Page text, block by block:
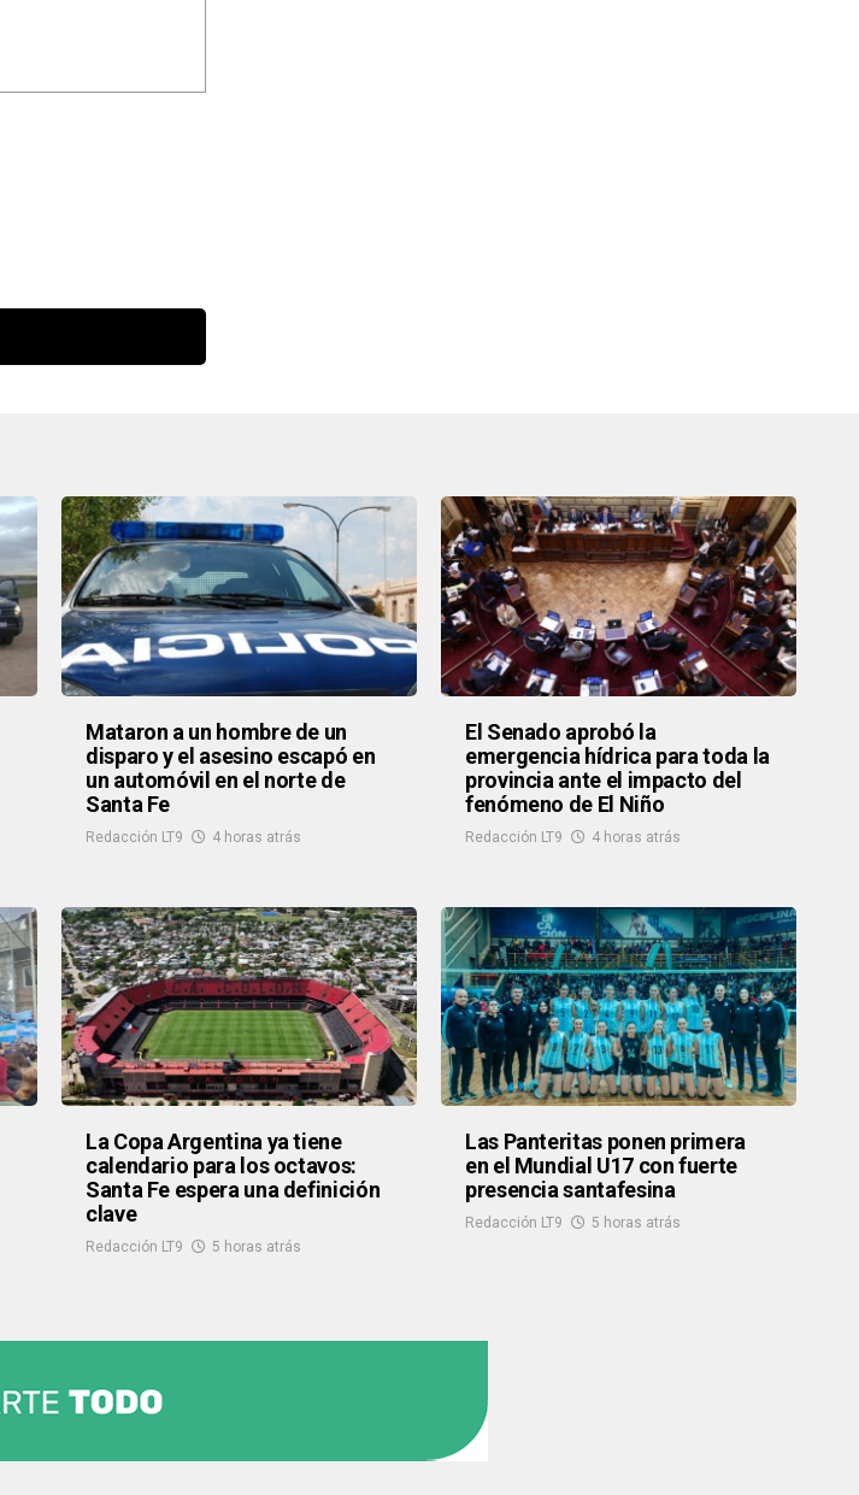
Mataron a un hombre de un
disparo y el asesino escapó en
un automóvil en el norte de
Santa Fe
Redacción LT9 4 horas atrás
El Senado aprobó la
emergencia hídrica para toda la
provincia ante el impacto del
fenómeno de El Niño
Redacción LT9 4 horas atrás
La Copa Argentina ya tiene
calendario para los octavos:
Santa Fe espera una definición
clave
Redacción LT9 5 horas atrás
Las Panteritas ponen primera
en el Mundial U17 con fuerte
presencia santafesina
Redacción LT9 5 horas atrás